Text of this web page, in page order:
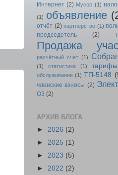
Интернет (2) Мусор (1)
(1) объявление
отчёт (2) партнёрство (1)
председетель
(2)
Продажа
расчётный счет (1)
(1)
статистика (1) тарифы
обслуживание (1) ТП-5148
членские взносы (2)
O3 (2)
АРХИВ БЛОГА
► 2026 (2)
► 2025 (1)
► 2023 (5)
► 2022 (2)